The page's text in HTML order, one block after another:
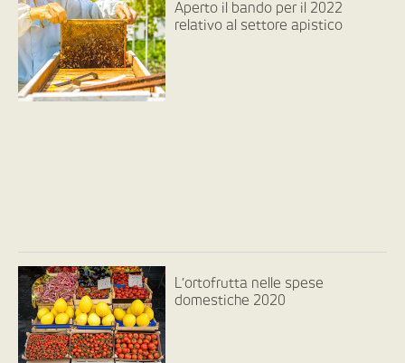
Aperto il bando per il 2022
relativo al settore apistico
L’ortofrutta nelle spese
domestiche 2020